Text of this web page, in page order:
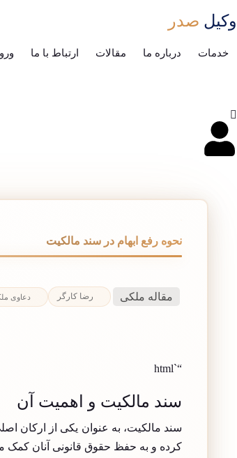
وکیل صدر
خدمات درباره ما مقالات ارتباط با ما
نحوه رفع ابهام در سند مالکیت
مقاله ملکی رضا کارگر دعاوی
“`html
سند مالکیت و اهمیت آن
سند مالکیت، به عنوان یکی از ارکان
کرده و به حفظ حقوق قانونی آنان کمک